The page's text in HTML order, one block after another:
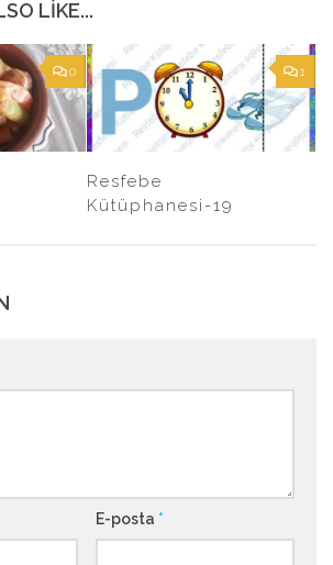
LIKE...
0 1
Resfebe
Kütüphanesi-19
E-posta *